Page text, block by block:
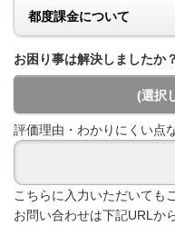
都度課金について
お困り事は解決しましたか
(選択
評価理由・わかりにくい点
こちらに入力いただいても
お問い合わせは下記URLか